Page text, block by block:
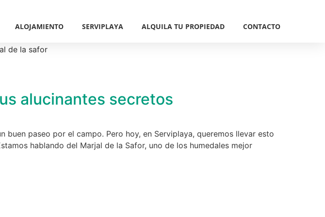
ALOJAMIENTO SERVIPLAYA ALQUILA TU PROPIEDAD CONTACTO
alucinantes secretos
paseo por el campo. Pero hoy, en Serviplaya, queremos llevar esto
hablando del Marjal de la Safor, uno de los humedales mejor